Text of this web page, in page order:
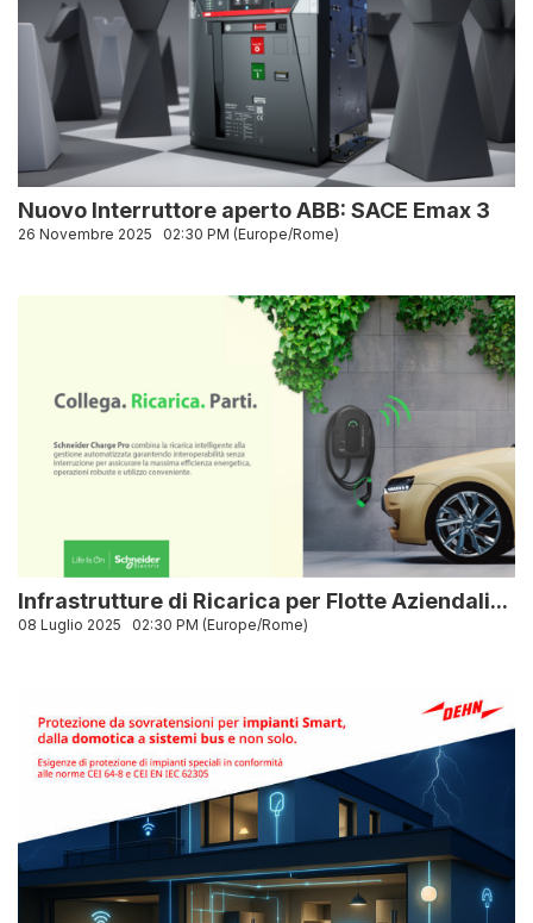
Nuovo Interruttore aperto ABB: SACE Emax 3
26 Novembre 2025 02:30 PM (Europe/Rome)
Infrastrutture di Ricarica per Flotte Aziendali...
08 Luglio 2025 02:30 PM (Europe/Rome)